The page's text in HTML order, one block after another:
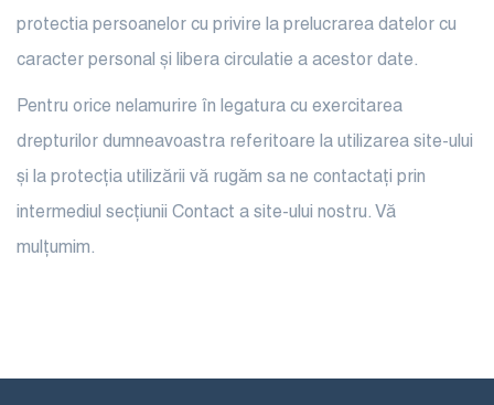
protectia persoanelor cu privire la prelucrarea datelor cu
caracter personal și libera circulatie a acestor date.
Pentru orice nelamurire în legatura cu exercitarea
drepturilor dumneavoastra referitoare la utilizarea site-ului
și la protecția utilizării vă rugăm sa ne contactați prin
intermediul secțiunii Contact a site-ului nostru. Vă
mulțumim.